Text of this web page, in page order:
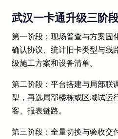
武汉一卡通升级三阶
第一阶段：现场普查与方案固
确认协议、统计旧卡类型与线
级施工方案和设备清单。
第二阶段：平台搭建与局部联
型，再选局部楼栋或区域试运
客、报表链路。
第三阶段：全量切换与验收交